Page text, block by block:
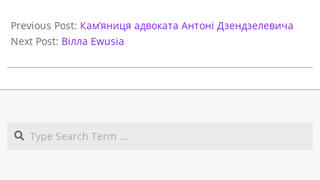
03-
29
Previous Post: Кам’яниця адвоката Антоні Дзендзелевича
Next Post: Вілла Ewusia